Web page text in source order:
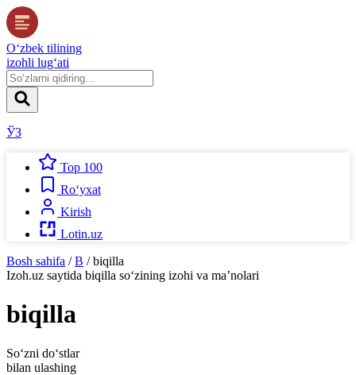
O‘zbek tilining
izohli lug‘ati
ЎЗ
Top 100
Ro‘yxat
Kirish
Lotin.uz
Bosh sahifa / B / biqilla
Izoh.uz saytida biqilla so‘zining izohi va ma’nolari
biqilla
So‘zni do‘stlar
bilan ulashing